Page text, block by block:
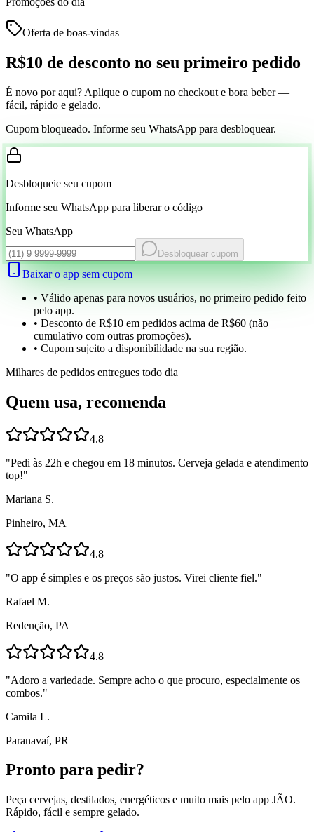
Oferta de boas-vindas
R$10 de desconto no seu primeiro pedido
É novo por aqui? Aplique o cupom no checkout e bora beber —
fácil, rápido e gelado.
Cupom bloqueado. Informe seu WhatsApp para desbloquear.
Desbloqueie seu cupom
Informe seu WhatsApp para liberar o código
Seu WhatsApp
Desbloquear cupom
Baixar o app sem cupom
• Válido apenas para novos usuários, no primeiro pedido feito
pelo app.
• Desconto de R$10 em pedidos acima de R$60 (não
cumulativo com outras promoções).
• Cupom sujeito a disponibilidade na sua região.
Milhares de pedidos entregues todo dia
Quem usa, recomenda
4.8
"Pedi às 22h e chegou em 18 minutos. Cerveja gelada e atendimento
top!"
Mariana S.
Pinheiro, MA
4.8
"O app é simples e os preços são justos. Virei cliente fiel."
Rafael M.
Redenção, PA
4.8
"Adoro a variedade. Sempre acho o que procuro, especialmente os
combos."
Camila L.
Paranavaí, PR
Pronto para pedir?
Peça cervejas, destilados, energéticos e muito mais pelo app JÃO.
Rápido, fácil e sempre gelado.